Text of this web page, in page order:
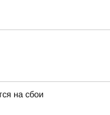
на сбои